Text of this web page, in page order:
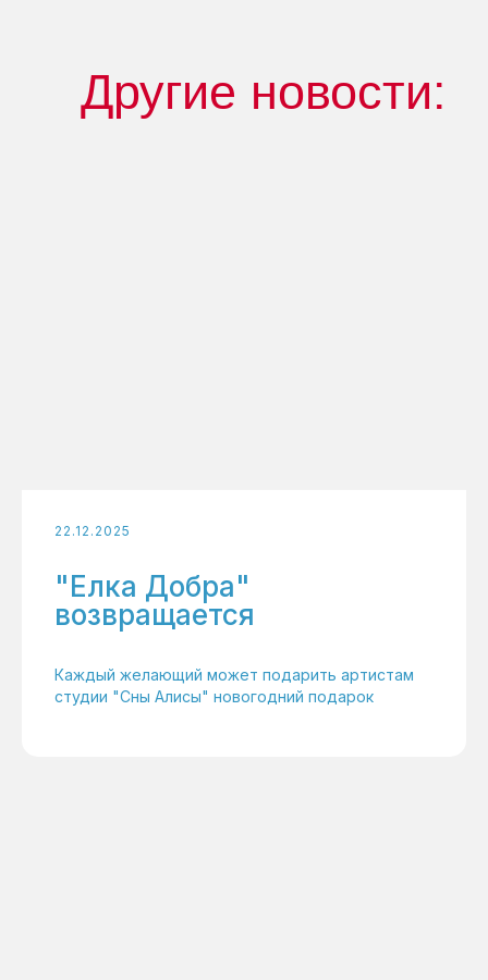
Другие новости:
22.12.2025
"Елка Добра"
возвращается
Каждый желающий может подарить артистам
студии "Сны Алисы" новогодний подарок